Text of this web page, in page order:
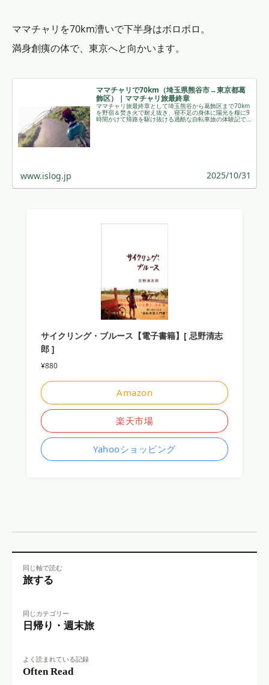
ママチャリを70km漕いで下半身はボロボロ。
満身創痍の体で、東京へと向かいます。
ママチャリで70km（埼玉県熊谷市→東京都葛
飾区）｜ママチャリ旅最終章
ママチャリ旅最終章として埼玉熊谷から葛飾区まで70km
を野宿＆焚き火で耐え抜き、寝不足の身体に陽光を糧に9
時間かけて帰路を駆け抜ける過酷な自転車旅の体験記で
www.islog.jp 2025/10/31
サイクリング・ブルース【電子書籍】[ 忌野清志
郎 ]
¥880
Amazon
楽天市場
Yahooショッピング
同じ軸で読む
旅する
同じカテゴリー
日帰り・週末旅
よく読まれている記録
Often Read